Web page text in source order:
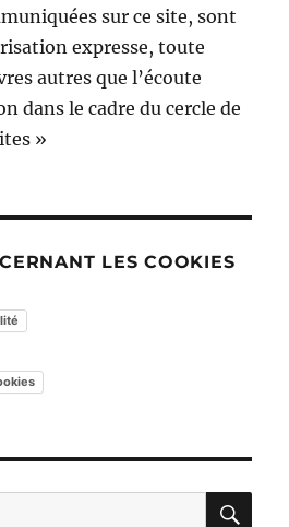
sur ce site, sont
expresse, toute
autres que l’écoute
dans le cadre du cercle de
»
LES COOKIES